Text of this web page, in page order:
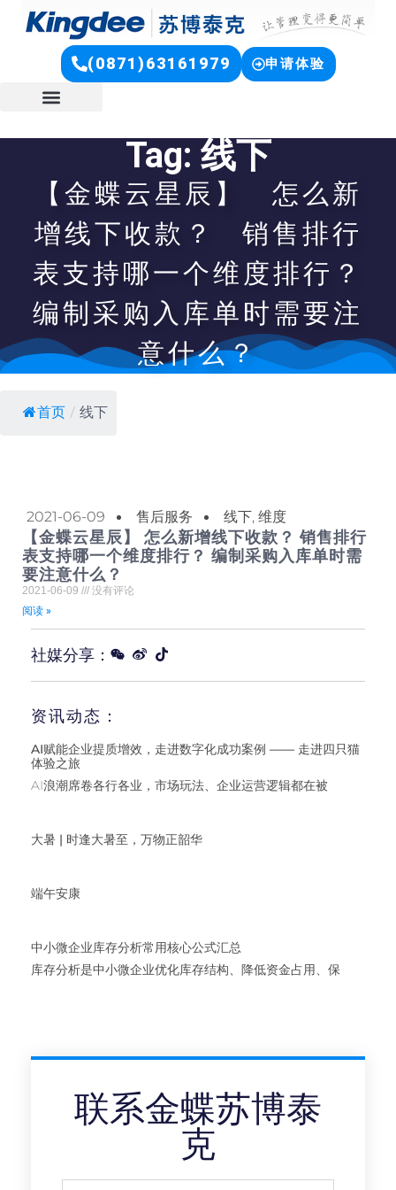
(0871)63161979 申请体验
Tag: 线下
【金蝶云星辰】 怎么新
增线下收款？ 销售排行
表支持哪一个维度排行？
编制采购入库单时需要注
意什么？
首页 / 线下
2021-06-09 售后服务 线下, 维度
【金蝶云星辰】 怎么新增线下收款？ 销售排行
表支持哪一个维度排行？ 编制采购入库单时需
要注意什么？
2021-06-09
没有评论
阅读 »
社媒分享：
资讯动态：
AI赋能企业提质增效，走进数字化成功案例 —— 走进四只猫
体验之旅
AI浪潮席卷各行各业，市场玩法、企业运营逻辑都在被
大暑 | 时逢大暑至，万物正韶华
端午安康
中小微企业库存分析常用核心公式汇总
库存分析是中小微企业优化库存结构、降低资金占用、保
联系金蝶苏博泰
克